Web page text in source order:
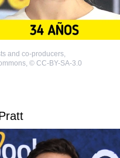
and co-producers,
© CC-BY-SA-3.0